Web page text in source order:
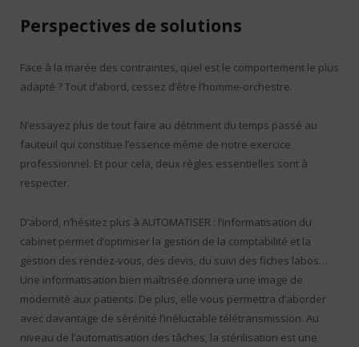
Perspectives de solutions
Face à la marée des contraintes, quel est le comportement le plus
adapté ? Tout d’abord, cessez d’être l’homme-orchestre.
N’essayez plus de tout faire au détriment du temps passé au
fauteuil qui constitue l’essence même de notre exercice
professionnel. Et pour cela, deux règles essentielles sont à
respecter.
D’abord, n’hésitez plus à AUTOMATISER : l’informatisation du
cabinet permet d’optimiser la gestion de la comptabilité et la
gestion des rendez-vous, des devis, du suivi des fiches labos…
Une informatisation bien maîtrisée donnera une image de
modernité aux patients. De plus, elle vous permettra d’aborder
avec davantage de sérénité l’inéluctable télétransmission. Au
niveau de l’automatisation des tâches, la stérilisation est une